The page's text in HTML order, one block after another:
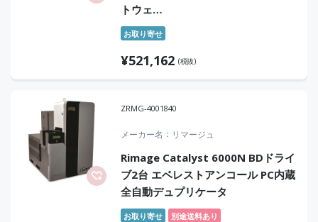
トウェ
ア:OLXCore×1/USB2.0/UNIX/USB2.0
ケーブル(1.1m)×1)
お取り寄せ
¥521,162 (税抜)
ZRMG-4001840
メーカー名 リマージュ
Rimage Catalyst 6000N BDドライ
ブ2台 エベレストアンコール PC内蔵
全自動デュプリケータ
お取り寄せ 別途送料あり